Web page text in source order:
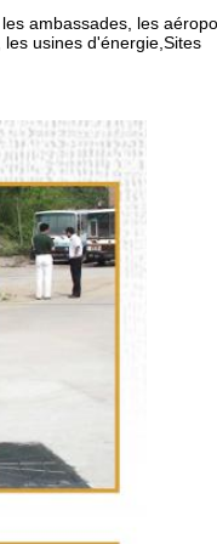
ambassades, les
usines d'énergie,Sites